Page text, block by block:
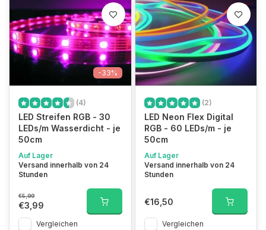
-33%
(4)
LED Streifen RGB - 30
LEDs/m Wasserdicht - je
50cm
Auf Lager
Versand innerhalb von 24
Stunden
€5,99
€3,99
Vergleichen
(2)
LED Neon Flex Digital
RGB - 60 LEDs/m - je
50cm
Auf Lager
Versand innerhalb von 24
Stunden
€16,50
Vergleichen